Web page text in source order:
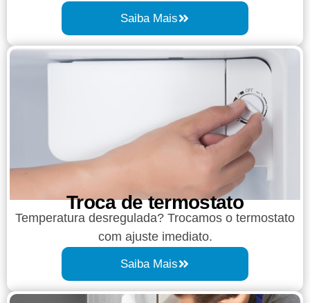
Saiba Mais
Troca de termostato
Temperatura desregulada? Trocamos o termostato
com ajuste imediato.
Saiba Mais